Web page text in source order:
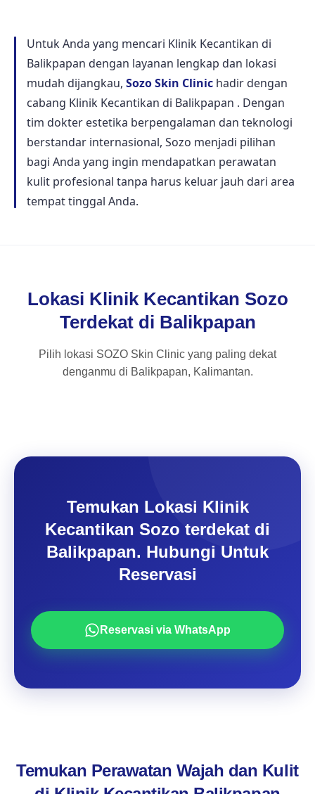
Untuk Anda yang mencari Klinik Kecantikan di
Balikpapan dengan layanan lengkap dan lokasi
mudah dijangkau, Sozo Skin Clinic hadir dengan
cabang Klinik Kecantikan di Balikpapan . Dengan
tim dokter estetika berpengalaman dan teknologi
berstandar internasional, Sozo menjadi pilihan
bagi Anda yang ingin mendapatkan perawatan
kulit profesional tanpa harus keluar jauh dari area
tempat tinggal Anda.
Lokasi Klinik Kecantikan Sozo
Terdekat di Balikpapan
Pilih lokasi SOZO Skin Clinic yang paling dekat
denganmu di Balikpapan, Kalimantan.
Temukan Lokasi Klinik
Kecantikan Sozo terdekat di
Balikpapan. Hubungi Untuk
Reservasi
Reservasi via WhatsApp
Temukan Perawatan Wajah dan Kulit